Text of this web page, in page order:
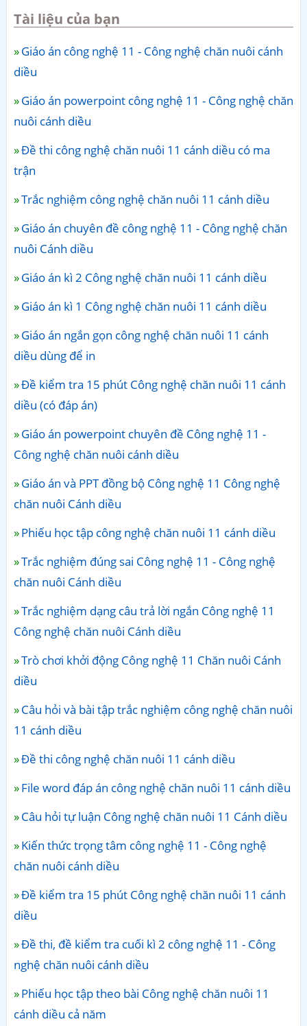
Tài liệu của bạn
Giáo án công nghệ 11 - Công nghệ chăn nuôi cánh
diều
Giáo án powerpoint công nghệ 11 - Công nghệ chăn
nuôi cánh diều
Đề thi công nghệ chăn nuôi 11 cánh diều có ma
trận
Trắc nghiệm công nghệ chăn nuôi 11 cánh diều
Giáo án chuyên đề công nghệ 11 - Công nghệ chăn
nuôi Cánh diều
Giáo án kì 2 Công nghệ chăn nuôi 11 cánh diều
Giáo án kì 1 Công nghệ chăn nuôi 11 cánh diều
Giáo án ngắn gọn công nghệ chăn nuôi 11 cánh
diều dùng để in
Đề kiểm tra 15 phút Công nghệ chăn nuôi 11 cánh
diều (có đáp án)
Giáo án powerpoint chuyên đề Công nghệ 11 -
Công nghệ chăn nuôi cánh diều
Giáo án và PPT đồng bộ Công nghệ 11 Công nghệ
chăn nuôi Cánh diều
Phiếu học tập công nghệ chăn nuôi 11 cánh diều
Trắc nghiệm đúng sai Công nghệ 11 - Công nghệ
chăn nuôi Cánh diều
Trắc nghiệm dạng câu trả lời ngắn Công nghệ 11
Công nghệ chăn nuôi Cánh diều
Trò chơi khởi động Công nghệ 11 Chăn nuôi Cánh
diều
Câu hỏi và bài tập trắc nghiệm công nghệ chăn nuôi
11 cánh diều
Đề thi công nghệ chăn nuôi 11 cánh diều
File word đáp án công nghệ chăn nuôi 11 cánh diều
Câu hỏi tự luận Công nghệ chăn nuôi 11 Cánh diều
Kiến thức trọng tâm công nghệ 11 - Công nghệ
chăn nuôi cánh diều
Đề kiểm tra 15 phút Công nghệ chăn nuôi 11 cánh
diều
Đề thi, đề kiểm tra cuối kì 2 công nghệ 11 - Công
nghệ chăn nuôi cánh diều
Phiếu học tập theo bài Công nghệ chăn nuôi 11
cánh diều cả năm